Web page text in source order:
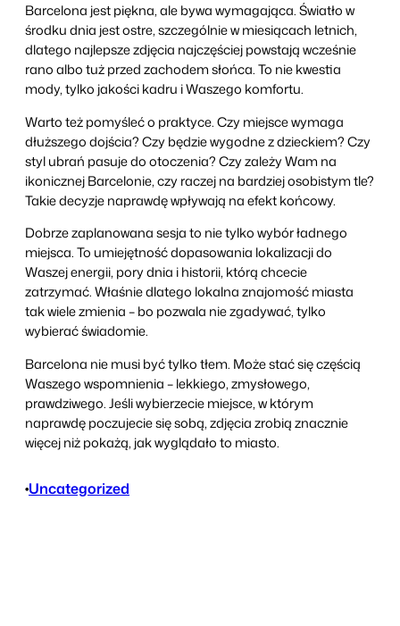
Barcelona jest piękna, ale bywa wymagająca. Światło w
środku dnia jest ostre, szczególnie w miesiącach letnich,
dlatego najlepsze zdjęcia najczęściej powstają wcześnie
rano albo tuż przed zachodem słońca. To nie kwestia
mody, tylko jakości kadru i Waszego komfortu.
Warto też pomyśleć o praktyce. Czy miejsce wymaga
dłuższego dojścia? Czy będzie wygodne z dzieckiem? Czy
styl ubrań pasuje do otoczenia? Czy zależy Wam na
ikonicznej Barcelonie, czy raczej na bardziej osobistym tle?
Takie decyzje naprawdę wpływają na efekt końcowy.
Dobrze zaplanowana sesja to nie tylko wybór ładnego
miejsca. To umiejętność dopasowania lokalizacji do
Waszej energii, pory dnia i historii, którą chcecie
zatrzymać. Właśnie dlatego lokalna znajomość miasta
tak wiele zmienia – bo pozwala nie zgadywać, tylko
wybierać świadomie.
Barcelona nie musi być tylko tłem. Może stać się częścią
Waszego wspomnienia – lekkiego, zmysłowego,
prawdziwego. Jeśli wybierzecie miejsce, w którym
naprawdę poczujecie się sobą, zdjęcia zrobią znacznie
więcej niż pokażą, jak wyglądało to miasto.
•Uncategorized